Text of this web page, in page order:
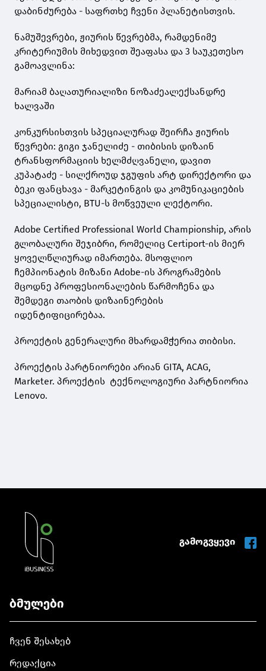
დაბინძურება - საფრთხე ჩვენი პლანეტისთვის.
ნამუშევრები, ჟიურის წევრებმა, რამდენიმე
კრიტერიუმის მიხედვით შეაფასა და 3 საუკეთესო
გამოავლინა:
მარიამ ბაღათურიალიზი ნოზაძეალექსანდრე
ხალვაში
კონკურსისთვის სპეციალურად შეირჩა ჟიურის
წევრები: გიგი ჯანელიძე - თიბისის დიზაინ
ტრანსფორმაციის ხელმძღვანელი, დავით
კუპატაძე - სილქროუდ ჯგუფის არტ დირექტორი და
ბეკი ფანცხავა - მარკეტინგის და კომუნიკაციების
სპეციალისტი, BTU-ს მოწვეული ლექტორი.
Adobe Certified Professional World Championship, არის
გლობალური შეჯიბრი, რომელიც Certiport-ის მიერ
ყოველწლიურად იმართება. მსოფლიო
ჩემპიონატის მიზანი Adobe-ის პროგრამების
მცოდნე პროფესიონალების წარმოჩენა და
შემდეგი თაობის დიზაინერების
იდენტიფიცირებაა.
პროექტის გენერალური მხარდამჭერია თიბისი.
პროექტის პარტნიორები არიან GITA, ACAG,
Marketer. პროექტის ტექნოლოგიური პარტნიორია
Lenovo.
გამოგვყევი
ბმულები
ჩვენ შესახებ
რედაქცია